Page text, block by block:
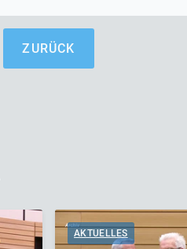
ZURÜCK
AKTUELLES